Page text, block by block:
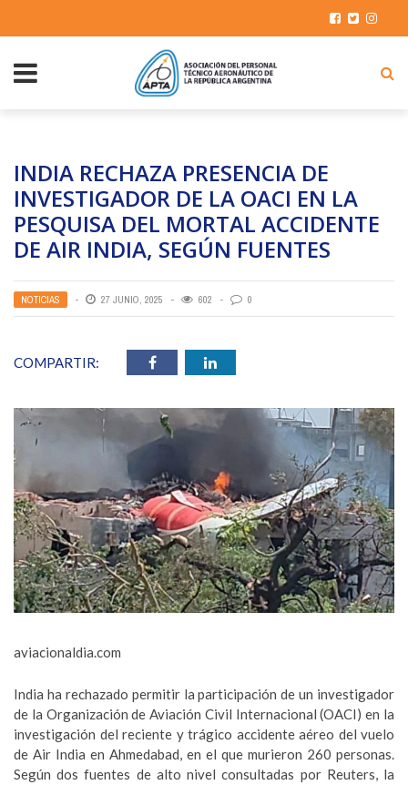
INDIA RECHAZA PRESENCIA DE
INVESTIGADOR DE LA OACI EN LA
PESQUISA DEL MORTAL ACCIDENTE
DE AIR INDIA, SEGÚN FUENTES
NOTICIAS 27 JUNIO, 2025 602 0
COMPARTIR:
aviacionaldia.com
India ha rechazado permitir la participación de un investigador
de la Organización de Aviación Civil Internacional (OACI) en la
investigación del reciente y trágico accidente aéreo del vuelo
de Air India en Ahmedabad, en el que murieron 260 personas.
Según dos fuentes de alto nivel consultadas por Reuters, la